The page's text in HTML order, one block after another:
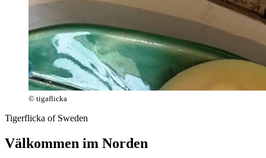
© tigaflicka
Tigerflicka of Sweden
Välkommen im Norden